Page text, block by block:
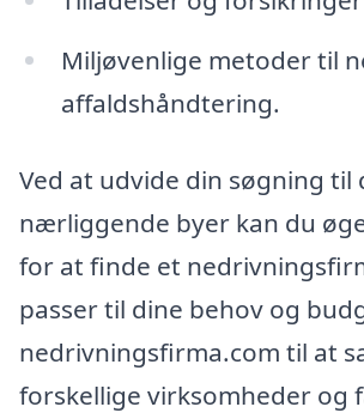
Miljøvenlige metoder til
affaldshåndtering.
Ved at udvide din søgning til
nærliggende byer kan du
for at finde et
passer til dine behov og
nedrivningsfirma.com til at
forskellige virksomheder og